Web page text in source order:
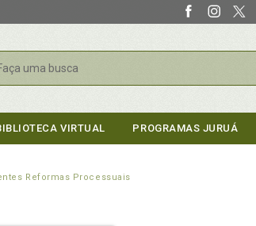
VIRTUAL PROGRAMAS JURUÁ
Reformas Processuais